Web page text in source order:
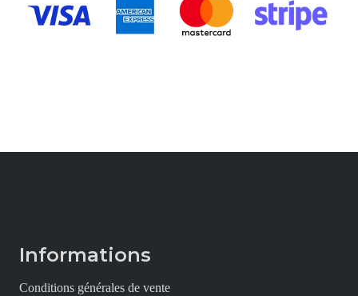
Informations
Conditions générales de vente